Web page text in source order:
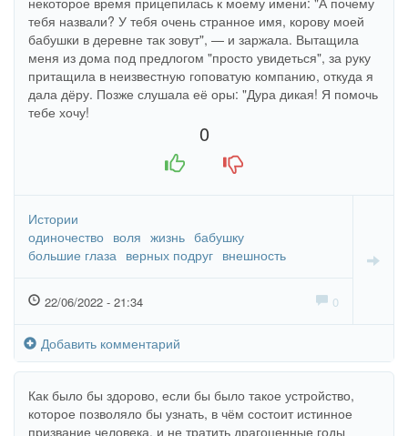
тебя назвали? У тебя очень странное имя, корову моей
бабушки в деревне так зовут", — и заржала. Вытащила
меня из дома под предлогом "просто увидеться", за руку
притащила в неизвестную гоповатую компанию, откуда я
дала дёру. Позже слушала её оры: "Дура дикая! Я помочь
тебе хочу!
0
Истории
одиночество воля жизнь бабушку
большие глаза верных подруг внешность
22/06/2022 - 21:34 0
Добавить комментарий
Как было бы здорово, если бы было такое устройство,
которое позволяло бы узнать, в чём состоит истинное
призвание человека, и не тратить драгоценные годы